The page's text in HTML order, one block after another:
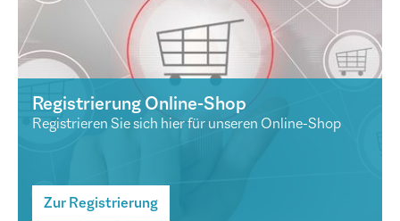
Registrierung Online-Shop
Registrieren Sie sich hier für unseren Online-Shop
Zur Registrierung